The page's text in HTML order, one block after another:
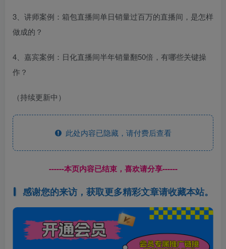
3、讲师案例：箱包直播间单日销量过百万的直播间，是怎样
做成的？
4、嘉宾案例：日化直播间半年销量翻50倍，有哪些关键操
作？
（持续更新中）
此处内容已隐藏，请付费后查看
------本页内容已结束，喜欢请分享------
感谢您的来访，获取更多精彩文章请收藏本站。